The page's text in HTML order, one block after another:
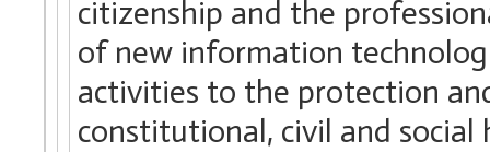
citizenship and the
of new information
activities to the protection
constitutional, civil and social